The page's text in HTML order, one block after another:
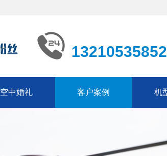
13210535852
空中婚礼 客户案例 机